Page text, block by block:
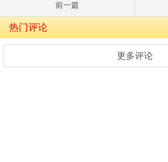
前一篇
热门评论
更多评论